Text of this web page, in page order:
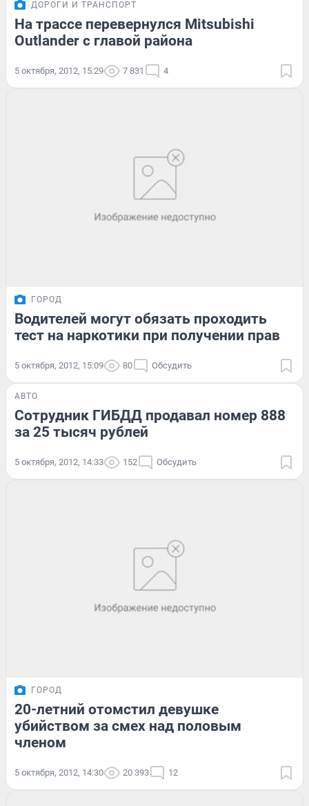
ДОРОГИ И ТРАНСПОРТ
На трассе перевернулся Mitsubishi
Outlander с главой района
5 октября, 2012, 15:29 7 831 4
ГОРОД
Водителей могут обязать проходить
тест на наркотики при получении прав
5 октября, 2012, 15:09 80 Обсудить
АВТО
Сотрудник ГИБДД продавал номер 888
за 25 тысяч рублей
5 октября, 2012, 14:33 152 Обсудить
ГОРОД
20-летний отомстил девушке
убийством за смех над половым
членом
5 октября, 2012, 14:30 20 393 12